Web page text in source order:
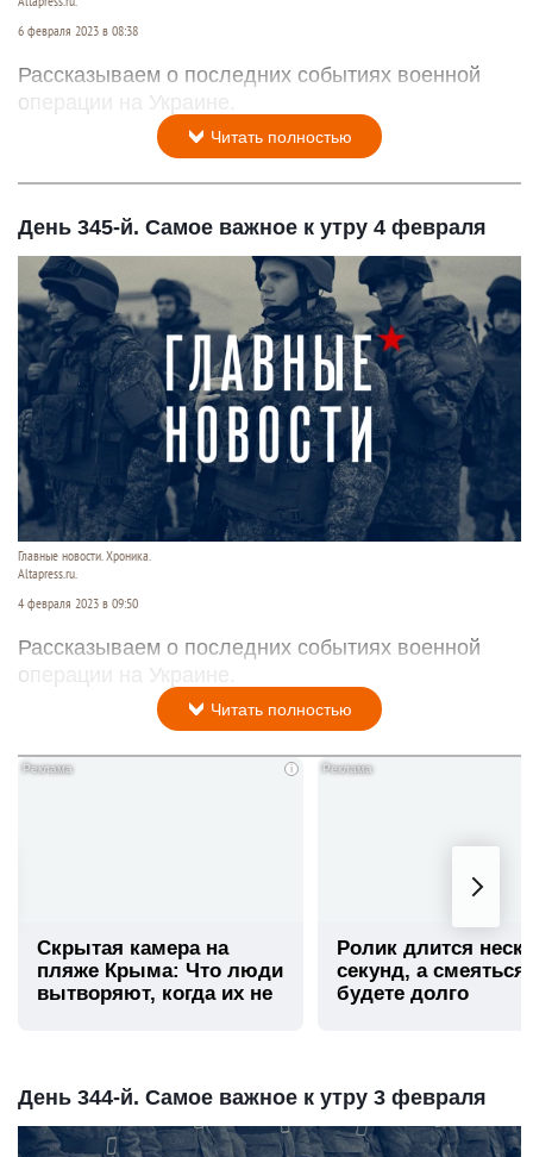
6 февраля 2023 в 08:38
Рассказываем о последних событиях военной
операции на Украине.
Читать полностью
День 345-й. Самое важное к утру 4 февраля
Главные новости. Хроника.
Altapress.ru.
4 февраля 2023 в 09:50
Рассказываем о последних событиях военной
операции на Украине.
Читать полностью
i
Скрытая камера на
пляже Крыма: Что люди
вытворяют, когда их не
Ролик длится
секунд, а
будете долго
День 344-й. Самое важное к утру 3 февраля